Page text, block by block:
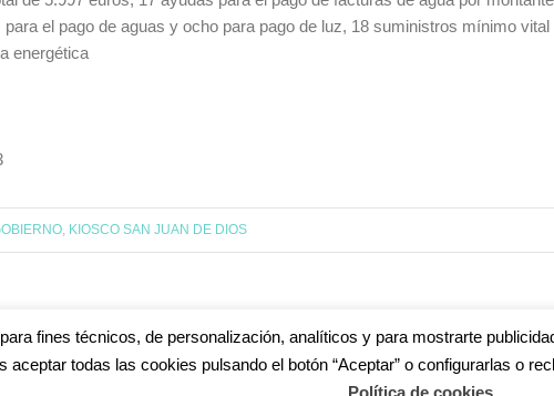
el pago de aguas y ocho para pago de luz, 18 suministros mínimo
energética
KIOSCO SAN JUAN DE DIOS
un vistazo encadiz.es|Aviso legal|Política de privacidad| Accesibilidad|
fines técnicos, de personalización, analíticos y para mostrarte
aceptar todas las cookies pulsando el botón “Aceptar” o configurarlas o
Política de cookies.